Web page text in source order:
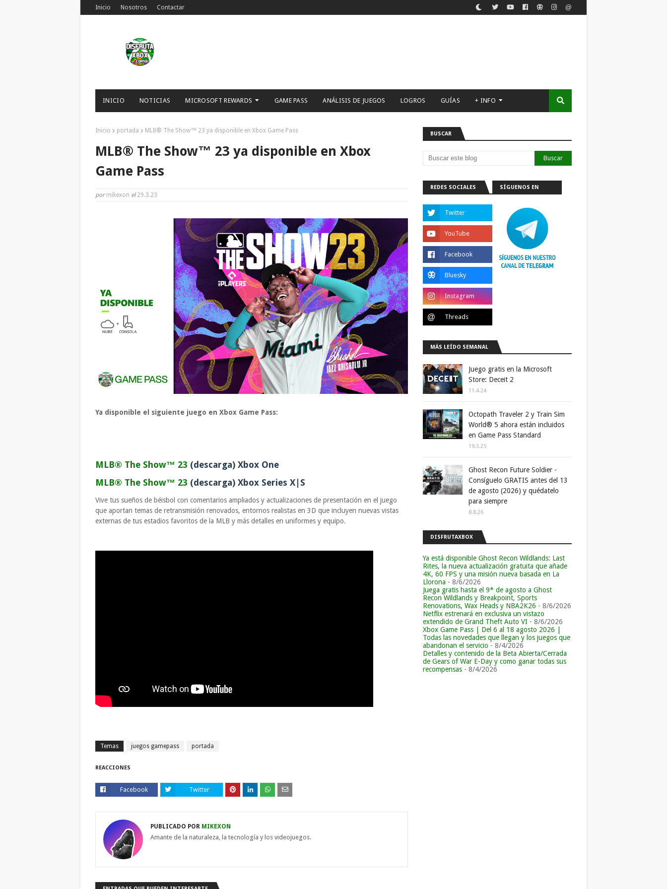
Inicio Nosotros Contactar
INICIO NOTICIAS MICROSOFT REWARDS GAME PASS ANÁLISIS DE JUEGOS LOGROS GUÍAS + INFO
Inicio portada MLB® The Show™ 23 ya disponible en Xbox Game Pass
MLB® The Show™ 23 ya disponible en Xbox
Game Pass
por mikexon el29.3.23
Ya disponible el siguiente juego en Xbox Game Pass:
MLB® The Show™ 23 (descarga) Xbox One
MLB® The Show™ 23 (descarga) Xbox Series X|S
Vive tus sueños de béisbol con comentarios ampliados y actualizaciones de presentación en el juego
que aportan temas de retransmisión renovados, entornos realistas en 3D que incluyen nuevas vistas
externas de tus estadios favoritos de la MLB y más detalles en uniformes y equipo.
Temas juegos gamepass portada
REACCIONES
Facebook Twitter
PUBLICADO POR MIKEXON
Amante de la naturaleza, la tecnología y los videojuegos.
BUSCAR
REDES SOCIALES SÍGUENOS EN
MÁS LEÍDO SEMANAL
Juego gratis en la Microsoft
Store: Deceit 2
11.4.24
Octopath Traveler 2 y Train Sim
World® 5 ahora están incluidos
en Game Pass Standard
19.3.25
Ghost Recon Future Soldier -
Consíguelo GRATIS antes del 13
de agosto (2026) y quédatelo
para siempre
8.8.26
DISFRUTAXBOX
Ya está disponible Ghost Recon Wildlands: Last
Rites, la nueva actualización gratuita que añade
4K, 60 FPS y una misión nueva basada en La
Llorona - 8/6/2026
Juega gratis hasta el 9* de agosto a Ghost
Recon Wildlands y Breakpoint, Sports
Renovations, Wax Heads y NBA2K26 - 8/6/2026
Netflix estrenará en exclusiva un vistazo
extendido de Grand Theft Auto VI - 8/6/2026
Xbox Game Pass | Del 6 al 18 agosto 2026 |
Todas las novedades que llegan y los juegos que
abandonan el servicio - 8/4/2026
Detalles y contenido de la Beta Abierta/Cerrada
de Gears of War E-Day y como ganar todas sus
recompensas - 8/4/2026